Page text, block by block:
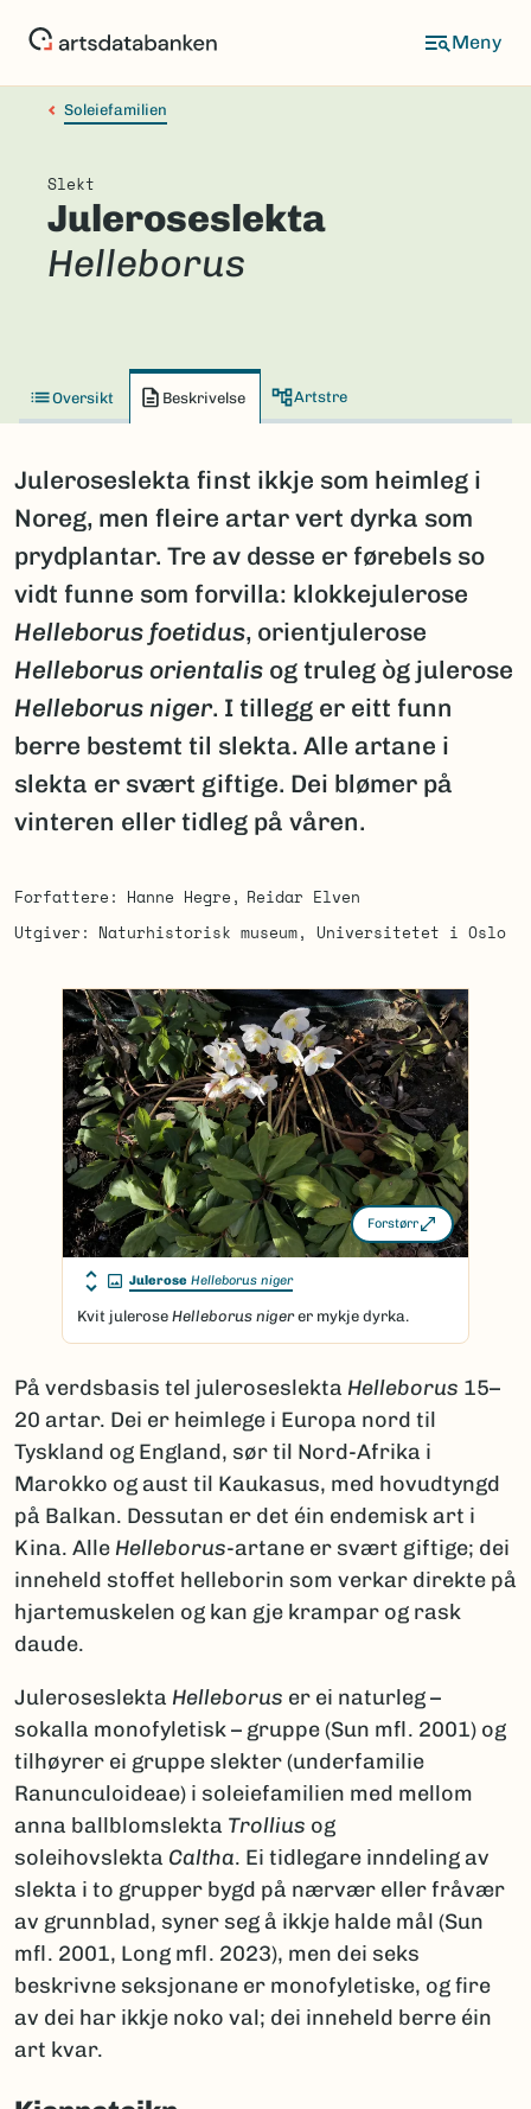
Soleiefamilien
Slekt
Juleroseslekta
Helleborus
Oversikt Beskrivelse Artstre
Juleroseslekta finst ikkje som heimleg i
Noreg, men fleire artar vert dyrka som
prydplantar. Tre av desse er førebels so
vidt funne som forvilla: klokkejulerose
Helleborus foetidus, orientjulerose
Helleborus orientalis og truleg òg julerose
Helleborus niger. I tillegg er eitt funn
berre bestemt til slekta. Alle artane i
slekta er svært giftige. Dei blømer på
vinteren eller tidleg på våren.
Forfattere Hanne Hegre
Reidar Elven
Utgiver
Naturhistorisk museum, Universitetet i Oslo
Forstørr
Julerose Helleborus niger
Kvit julerose Helleborus nigerer mykje dyrka.
På verdsbasis tel juleroseslekta Helleborus 15–
20 artar. Dei er heimlege i Europa nord til
Tyskland og England, sør til Nord-Afrika i
Marokko og aust til Kaukasus, med hovudtyngd
på Balkan. Dessutan er det éin endemisk art i
Kina. Alle Helleborus-artane er svært giftige; dei
inneheld stoffet helleborin som verkar direkte på
hjartemuskelen og kan gje krampar og rask
daude.
Juleroseslekta Helleborus er ei naturleg –
sokalla monofyletisk – gruppe (Sun mfl. 2001) og
tilhøyrer ei gruppe slekter (underfamilie
Ranunculoideae) i soleiefamilien med mellom
anna ballblomslekta Trollius og
soleihovslekta Caltha. Ei tidlegare inndeling av
slekta i to grupper bygd på nærvær eller fråvær
av grunnblad, syner seg å ikkje halde mål (Sun
mfl. 2001, Long mfl. 2023), men dei seks
beskrivne seksjonane er monofyletiske, og fire
av dei har ikkje noko val; dei inneheld berre éin
art kvar.